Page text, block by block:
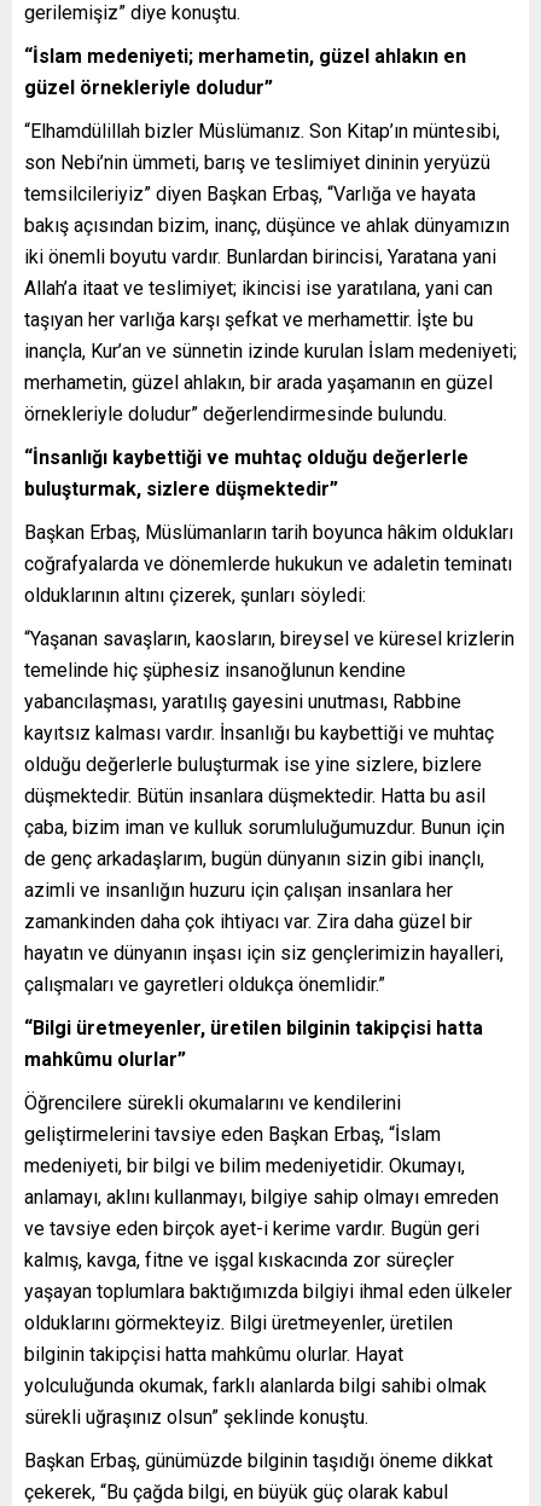
gerilemişiz” diye konuştu.
“İslam medeniyeti; merhametin, güzel ahlakın en
güzel örnekleriyle doludur”
“Elhamdülillah bizler Müslümanız. Son Kitap’ın müntesibi,
son Nebi’nin ümmeti, barış ve teslimiyet dininin yeryüzü
temsilcileriyiz” diyen Başkan Erbaş, “Varlığa ve hayata
bakış açısından bizim, inanç, düşünce ve ahlak dünyamızın
iki önemli boyutu vardır. Bunlardan birincisi, Yaratana yani
Allah’a itaat ve teslimiyet; ikincisi ise yaratılana, yani can
taşıyan her varlığa karşı şefkat ve merhamettir. İşte bu
inançla, Kur’an ve sünnetin izinde kurulan İslam medeniyeti;
merhametin, güzel ahlakın, bir arada yaşamanın en güzel
örnekleriyle doludur” değerlendirmesinde bulundu.
“İnsanlığı kaybettiği ve muhtaç olduğu değerlerle
buluşturmak, sizlere düşmektedir”
Başkan Erbaş, Müslümanların tarih boyunca hâkim oldukları
coğrafyalarda ve dönemlerde hukukun ve adaletin teminatı
olduklarının altını çizerek, şunları söyledi:
“Yaşanan savaşların, kaosların, bireysel ve küresel krizlerin
temelinde hiç şüphesiz insanoğlunun kendine
yabancılaşması, yaratılış gayesini unutması, Rabbine
kayıtsız kalması vardır. İnsanlığı bu kaybettiği ve muhtaç
olduğu değerlerle buluşturmak ise yine sizlere, bizlere
düşmektedir. Bütün insanlara düşmektedir. Hatta bu asil
çaba, bizim iman ve kulluk sorumluluğumuzdur. Bunun için
de genç arkadaşlarım, bugün dünyanın sizin gibi inançlı,
azimli ve insanlığın huzuru için çalışan insanlara her
zamankinden daha çok ihtiyacı var. Zira daha güzel bir
hayatın ve dünyanın inşası için siz gençlerimizin hayalleri,
çalışmaları ve gayretleri oldukça önemlidir.”
“Bilgi üretmeyenler, üretilen bilginin takipçisi hatta
mahkûmu olurlar”
Öğrencilere sürekli okumalarını ve kendilerini
geliştirmelerini tavsiye eden Başkan Erbaş, “İslam
medeniyeti, bir bilgi ve bilim medeniyetidir. Okumayı,
anlamayı, aklını kullanmayı, bilgiye sahip olmayı emreden
ve tavsiye eden birçok ayet-i kerime vardır. Bugün geri
kalmış, kavga, fitne ve işgal kıskacında zor süreçler
yaşayan toplumlara baktığımızda bilgiyi ihmal eden ülkeler
olduklarını görmekteyiz. Bilgi üretmeyenler, üretilen
bilginin takipçisi hatta mahkûmu olurlar. Hayat
yolculuğunda okumak, farklı alanlarda bilgi sahibi olmak
sürekli uğraşınız olsun” şeklinde konuştu.
Başkan Erbaş, günümüzde bilginin taşıdığı öneme dikkat
çekerek, “Bu çağda bilgi, en büyük güç olarak kabul